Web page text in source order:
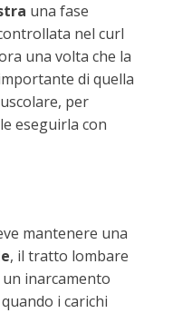
una fase
nel curl
una volta che la
di quella
per
eseguirla con
mantenere una
, il tratto lombare
inarcamento
i carichi